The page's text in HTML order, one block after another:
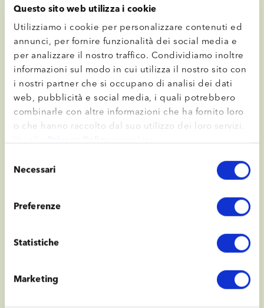
Questo sito web utilizza i cookie
Utilizziamo i cookie per personalizzare contenuti ed
annunci, per fornire funzionalità dei social media e
per analizzare il nostro traffico. Condividiamo inoltre
informazioni sul modo in cui utilizza il nostro sito con
i nostri partner che si occupano di analisi dei dati
web, pubblicità e social media, i quali potrebbero
combinarle con altre informazioni che ha fornito loro
o che hanno raccolto dal suo utilizzo dei loro servizi.
Vai allaPrivacy Policycompleta.
delNecessari
Preferenze
Statistiche
Marketing
Sostenibilità
Per un futuro sostenibile,
insieme.
La sostenibilità per noi non è uno slogan.
È un impegno quotidiano
lavoriamo. Essere una cooperativa significa
crescere insieme ai nostri soci e ai nostri clienti,
adottando
che abbiano un
impatto reale sul settore florovivaistico e agricolo.
Da annilavoriamo per costruire una filiera più
, più trasparente e più attenta all’ambiente.